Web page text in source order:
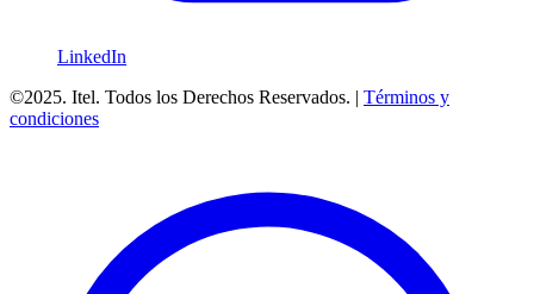
LinkedIn
©2025. Itel. Todos los Derechos Reservados. | Términos y
condiciones